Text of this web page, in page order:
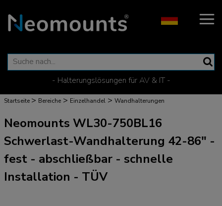
- Halterungslösungen für AV & IT -
Startseite > Bereiche > Einzelhandel > Wandhalterungen
Neomounts WL30-750BL16
Schwerlast-Wandhalterung 42-86" -
fest - abschließbar - schnelle
Installation - TÜV